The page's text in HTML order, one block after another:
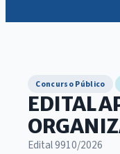
Concurso Público
EDITAL
Edital 9910/2026